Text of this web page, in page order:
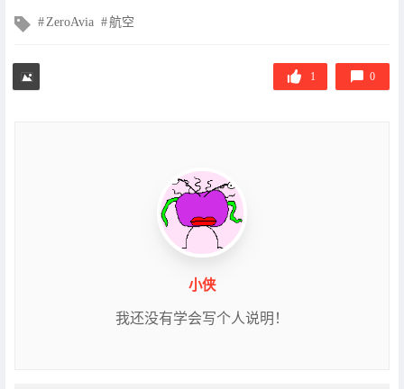
文
签
ZeroAvia 航空
1 0
小侠
我还没有学会写个人说明！